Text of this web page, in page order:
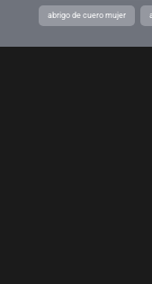
abrigo de cuero mujer